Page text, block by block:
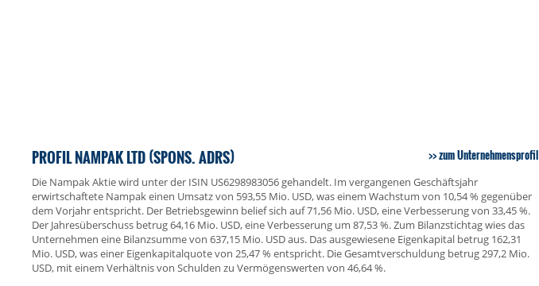
PROFIL NAMPAK LTD (SPONS. ADRS) zum Unternehmensprofil
Die Nampak Aktie wird unter der ISIN US6298983056 gehandelt. Im vergangenen Geschäftsjahr
erwirtschaftete Nampak einen Umsatz von 593,55 Mio. USD, was einem Wachstum von 10,54 % gegenüber
dem Vorjahr entspricht. Der Betriebsgewinn belief sich auf 71,56 Mio. USD, eine Verbesserung von 33,45 %.
Der Jahresüberschuss betrug 64,16 Mio. USD, eine Verbesserung um 87,53 %. Zum Bilanzstichtag wies das
Unternehmen eine Bilanzsumme von 637,15 Mio. USD aus. Das ausgewiesene Eigenkapital betrug 162,31
Mio. USD, was einer Eigenkapitalquote von 25,47 % entspricht. Die Gesamtverschuldung betrug 297,2 Mio.
USD, mit einem Verhältnis von Schulden zu Vermögenswerten von 46,64 %.